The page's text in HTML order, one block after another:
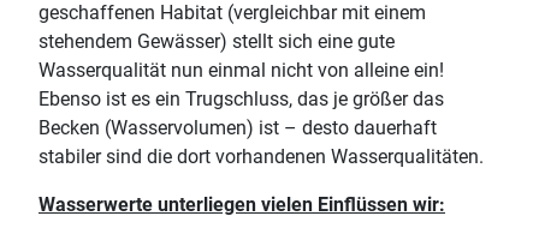
geschaffenen Habitat (vergleichbar mit einem
stehendem Gewässer) stellt sich eine gute
Wasserqualität nun einmal nicht von alleine ein!
Ebenso ist es ein Trugschluss, das je größer das
Becken (Wasservolumen) ist – desto dauerhaft
stabiler sind die dort vorhandenen Wasserqualitäten.
Wasserwerte unterliegen vielen Einflüssen wir: